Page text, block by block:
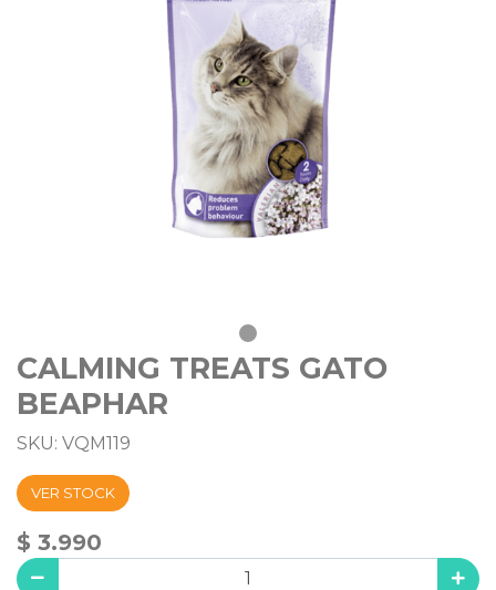
CALMING TREATS GATO
BEAPHAR
SKU: VQM119
VER STOCK
$ 3.990